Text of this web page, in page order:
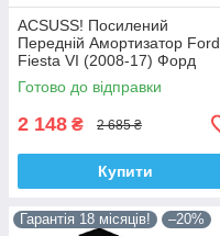
ACSUSS! Посилений
Передній Амортизатор Ford
Fiesta VI (2008-17) Форд
Фіеста VI. Лівий. 335829 ,
3348057 Корея!
Готово до відправки
2 148 ₴ 2 685 ₴
Купити
Гарантія 18 місяців! –20%